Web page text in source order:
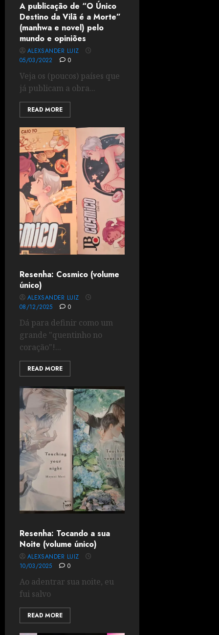
A publicação de “O Único
Destino da Vilã é a Morte”
(manhwa e novel) pelo
mundo e opiniões
ALEXSANDER LUIZ
05/03/2022
0
Veja os (poucos) países que
já publicam a obra...
READ MORE
Resenha: Cosmico (volume
único)
ALEXSANDER LUIZ
08/12/2025
0
Dá para definir como um
grande "quentinho no
coração"!...
READ MORE
Resenha: Tocando a sua
Noite (volume único)
ALEXSANDER LUIZ
10/03/2025
0
Ao adentrar sua noite, eu
fui salvo
READ MORE